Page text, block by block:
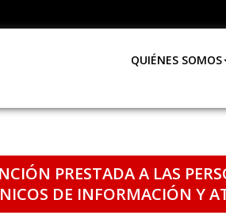
QUIÉNES SOMOS
PRESTADA A LAS
DE INFORMACIÓN Y